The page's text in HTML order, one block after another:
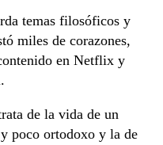
temas filosóficos y
miles de corazones,
en Netflix y
de la vida de un
poco ortodoxo y la de